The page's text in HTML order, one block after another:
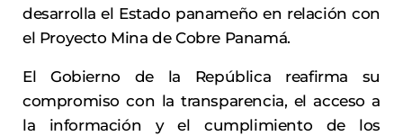
desarrolla el Estado panameño en relación con
el Proyecto Mina de Cobre Panamá.
El Gobierno de la República reafirma su
compromiso con la transparencia, el acceso a
la información y el cumplimiento de los